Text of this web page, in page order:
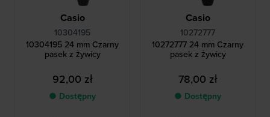
Casio
10304195
10304195 24 mm Czarny
pasek z żywicy
92,00 zł
● Dostępny
Casio
10272777
10272777 24 mm Czarny
pasek z żywicy
78,00 zł
● Dostępny